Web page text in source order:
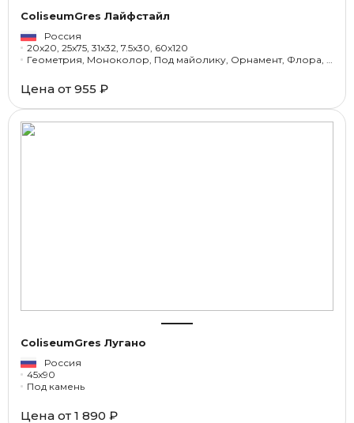
ColiseumGres Лайфстайл
Россия
20x20, 25x75, 31x32, 7.5x30, 60x120
Геометрия, Моноколор, Под майолику, Орнамент, Флора, Под бетон
Цена от 955 ₽
ColiseumGres Лугано
Россия
45x90
Под камень
Цена от 1 890 ₽